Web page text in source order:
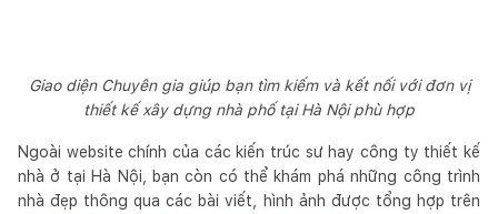
Giao diện Chuyên gia giúp bạn tìm kiếm và kết nối với đơn vị
thiết kế xây dựng nhà phố tại Hà Nội phù hợp
Ngoài website chính của các kiến trúc sư hay công ty thiết kế
nhà ở tại Hà Nội, bạn còn có thể khám phá những công trình
nhà đẹp thông qua các bài viết, hình ảnh được tổng hợp trên